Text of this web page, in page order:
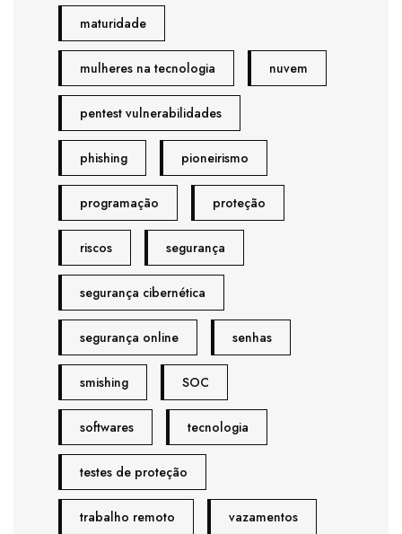
maturidade
mulheres na tecnologia nuvem
pentest vulnerabilidades
phishing pioneirismo
programação proteção
riscos segurança
segurança cibernética
segurança online senhas
smishing SOC
softwares tecnologia
testes de proteção
trabalho remoto vazamentos